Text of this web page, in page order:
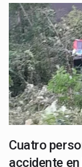
Cuatro
accidente en